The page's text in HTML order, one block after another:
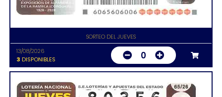
SORTEO DEL JUEVES
13/08/2026
3 DISPONIBLES 0